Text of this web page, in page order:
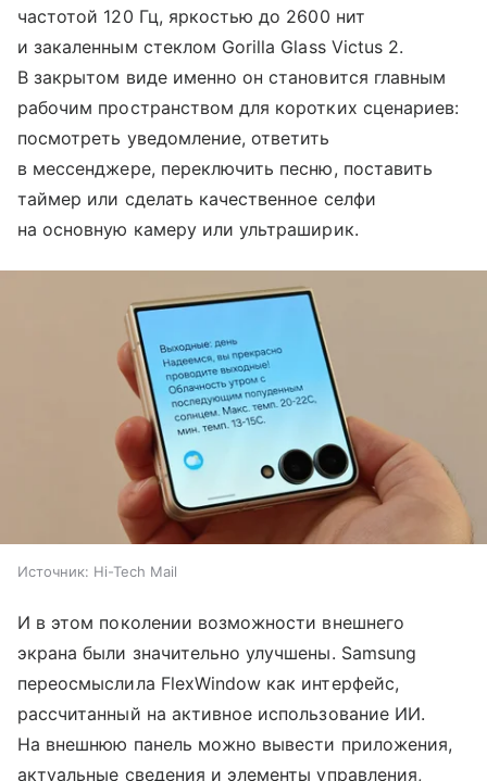
частотой 120 Гц, яркостью до 2600 нит
и закаленным стеклом Gorilla Glass Victus 2.
В закрытом виде именно он становится главным
рабочим пространством для коротких сценариев:
посмотреть уведомление, ответить
в мессенджере, переключить песню, поставить
таймер или сделать качественное селфи
на основную камеру или ультраширик.
Источник: Hi-Tech Mail
И в этом поколении возможности внешнего
экрана были значительно улучшены. Samsung
переосмыслила FlexWindow как интерфейс,
рассчитанный на активное использование ИИ.
На внешнюю панель можно вывести приложения,
актуальные сведения и элементы управления,